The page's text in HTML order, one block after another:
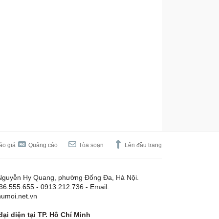
giá Quảng cáo Tòa soạn Lên đầu trang
Hy Quang, phường Đống Đa, Hà Nội.
- 0913.212.736 - Email:
diện tại TP. Hồ Chí Minh